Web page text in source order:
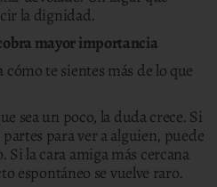
la dignidad.
mayor importancia
te sientes más de lo que
sea un poco, la duda crece. Si
para ver a alguien, puede
Si la cara amiga más cercana
espontáneo se vuelve raro.